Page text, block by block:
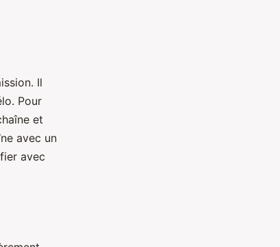
Il
Pour
et
avec un
avec